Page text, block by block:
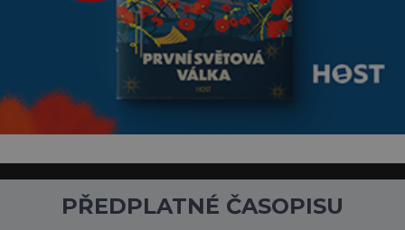
PŘEDPLATNÉ ČASOPISU